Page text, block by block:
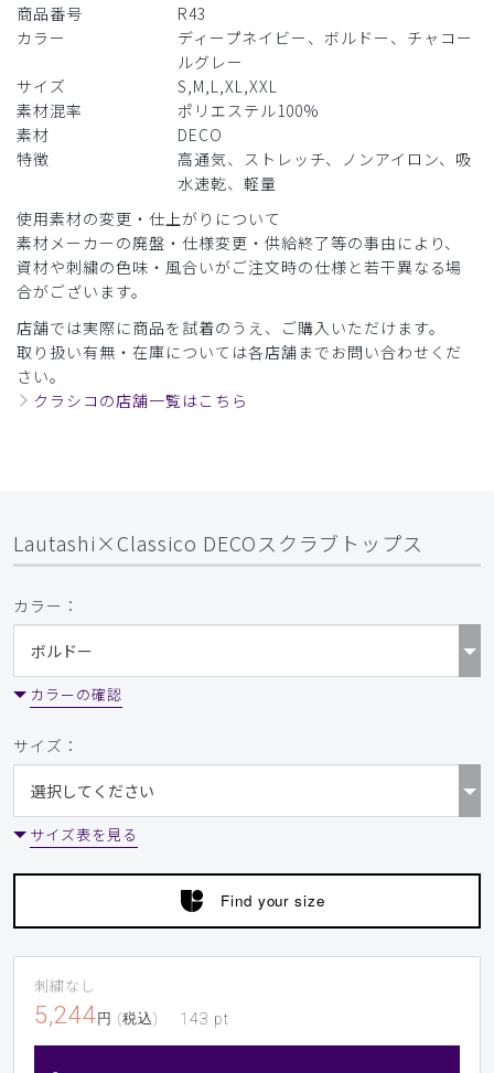
商品番号
R43
カラー
ディープネイビー、ボルドー、チャコー
ルグレー
サイズ
S,M,L,XL,XXL
素材混率
ポリエステル100%
素材
DECO
特徴
高通気、ストレッチ、ノンアイロン、吸
水速乾、軽量
使用素材の変更・仕上がりについて
素材メーカーの廃盤・仕様変更・供給終了等の事由により、
資材や刺繍の色味・風合いがご注文時の仕様と若干異なる場
合がございます。
店舗では実際に商品を試着のうえ、ご購入いただけます。
取り扱い有無・在庫については各店舗までお問い合わせくだ
さい。
クラシコの店舗一覧はこちら
Lautashi×Classico DECOスクラブトップス
カラー：
カラーの確認
サイズ：
サイズ表を見る
Find your size
刺繍なし
5,244円 (税込) 143 pt